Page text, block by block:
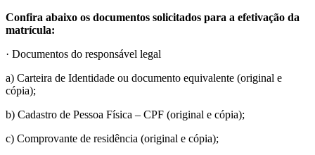
Confira abaixo os documentos solicitados para a efetivação da
matrícula:
· Documentos do responsável legal
a) Carteira de Identidade ou documento equivalente (original e
cópia);
b) Cadastro de Pessoa Física – CPF (original e cópia);
c) Comprovante de residência (original e cópia);